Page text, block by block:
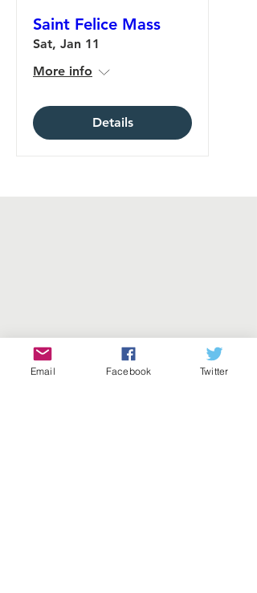
Saint Felice Mass
Sat, Jan 11
More info
Details
Email Facebook Twitter